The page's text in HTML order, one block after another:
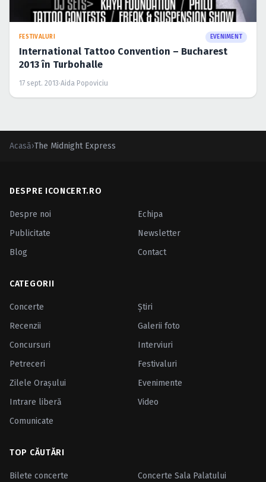
FESTIVALURI EVENIMENT
International Tattoo Convention – Bucharest
2013 în Turbohalle
17 sept. 2013·Aida Popoviciu
Acasă›The Midnight Express
DESPRE ICONCERT.RO
Despre noi
Echipa
Publicitate
Newsletter
Blog
Contact
CATEGORII
Concerte
Ştiri
Recenzii
Galerii foto
Concursuri
Interviuri
Petreceri
Festivaluri
Zilele Oraşului
Evenimente
Intrare liberă
Video
Comunicate
TOP CĂUTĂRI
Bilete concerte Concerte Sala Palatului